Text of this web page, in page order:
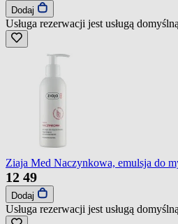
Dodaj
Usługa rezerwacji jest usługą domyślną
Ziaja Med Naczynkowa, emulsja do
12 49
Dodaj
Usługa rezerwacji jest usługą domyślną